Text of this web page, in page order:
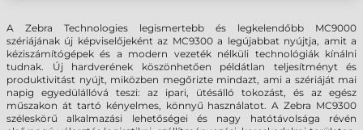
A Zebra Technologies legismertebb és legkelendőbb MC9000
szériájának új képviselőjeként az MC9300 a legújabbat nyújtja, amit a
kéziszámítógépek és a modern vezeték nélküli technológiák kínálni
tudnak. Új hardverének köszönhetően példátlan teljesítményt és
produktivitást nyújt, miközben megőrizte mindazt, ami a szériáját mai
napig egyedülállóvá teszi: az ipari, ütésálló tokozást, és az egész
műszakon át tartó kényelmes, könnyű használatot. A Zebra MC9300
széleskörű alkalmazási lehetőségei és nagy hatótávolsága révén